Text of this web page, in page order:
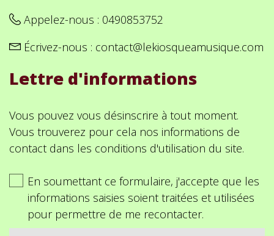
Appelez-nous : 0490853752
Écrivez-nous : contact@lekiosqueamusique.com
Lettre d'informations
Vous pouvez vous désinscrire à tout moment.
Vous trouverez pour cela nos informations de
contact dans les conditions d'utilisation du site.
En soumettant ce formulaire, j'accepte que les
informations saisies soient traitées et utilisées
pour permettre de me recontacter.